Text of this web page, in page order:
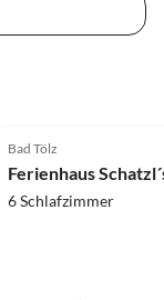
Bad Tölz
Ferienhaus
6 Schlafzimmer